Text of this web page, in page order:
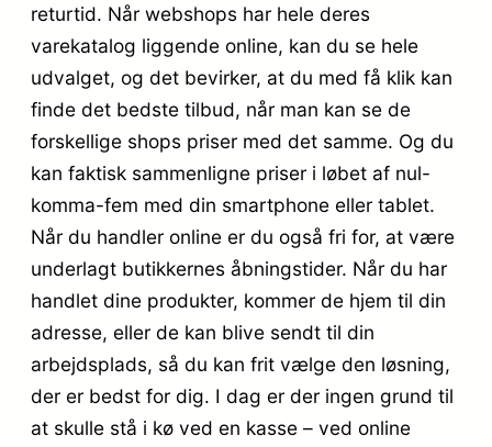
returtid. Når webshops har hele deres
varekatalog liggende online, kan du se hele
udvalget, og det bevirker, at du med få klik kan
finde det bedste tilbud, når man kan se de
forskellige shops priser med det samme. Og du
kan faktisk sammenligne priser i løbet af nul-
komma-fem med din smartphone eller tablet.
Når du handler online er du også fri for, at være
underlagt butikkernes åbningstider. Når du har
handlet dine produkter, kommer de hjem til din
adresse, eller de kan blive sendt til din
arbejdsplads, så du kan frit vælge den løsning,
der er bedst for dig. I dag er der ingen grund til
at skulle stå i kø ved en kasse – ved online